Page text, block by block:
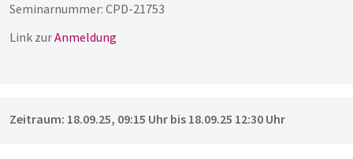
Seminarnummer: CPD-21753
Link zurAnmeldung
Zeitraum: 18.09.25, 09:15 Uhr bis 18.09.25 12:30 Uhr